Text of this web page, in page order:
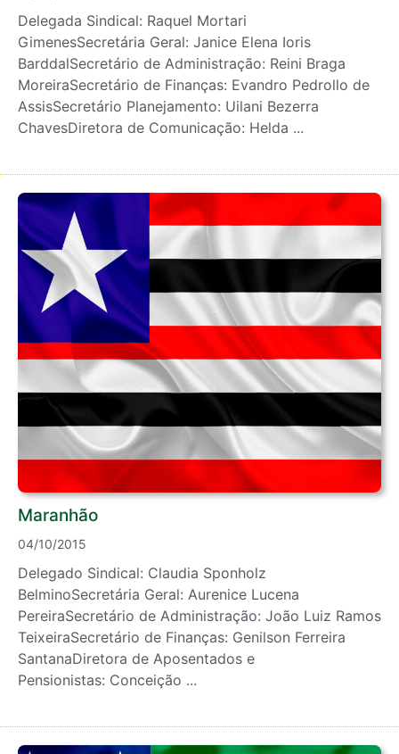
Delegada Sindical: Raquel Mortari
GimenesSecretária Geral: Janice Elena Ioris
BarddalSecretário de Administração: Reini Braga
MoreiraSecretário de Finanças: Evandro Pedrollo de
AssisSecretário Planejamento: Uilani Bezerra
ChavesDiretora de Comunicação: Helda ...
Maranhão
04/10/2015
Delegado Sindical: Claudia Sponholz
BelminoSecretária Geral: Aurenice Lucena
PereiraSecretário de Administração: João Luiz Ramos
TeixeiraSecretário de Finanças: Genilson Ferreira
SantanaDiretora de Aposentados e
Pensionistas: Conceição ...